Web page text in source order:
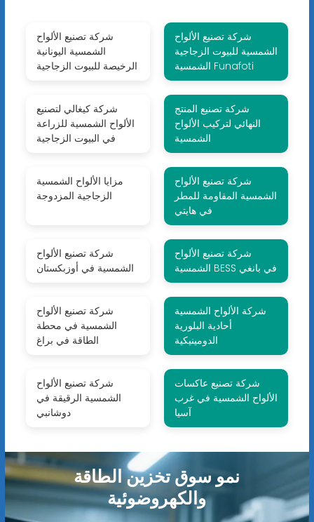
شركة تصنيع الألواح
الشمسية اليونانية
الرخيصة للبيوت الزجاجية
شركة تصنيع الألواح
الشمسية للبيوت الزجاجية
الشمسية Funafoti
شركة كيغالي لتصنيع
الألواح الشمسية للزراعة
في البيوت الزجاجية
شركة تصنيع المنتج
النهائي لتركيب الألواح
الشمسية
مزايا الألواح الشمسية
الزجاجية المزدوجة
شركة تصنيع الألواح
الشمسية المقاومة للمطر
في هايتي
شركة تصنيع الألواح
الشمسية في أوزبكستان
شركة تصنيع الألواح
الشمسية BESS في بانغي
شركة تصنيع الألواح
الشمسية في محطة
الطاقة في براغ
شركة الألواح الشمسية
أحادية البلورية
الدومينيكية
شركة تصنيع الألواح
الشمسية الرقيقة في
دوشانبي
شركة تصنيع عاكسات
الألواح الشمسية في غرب
آسيا
نمو سوق تخزين الطاقة
والكهروضوئية